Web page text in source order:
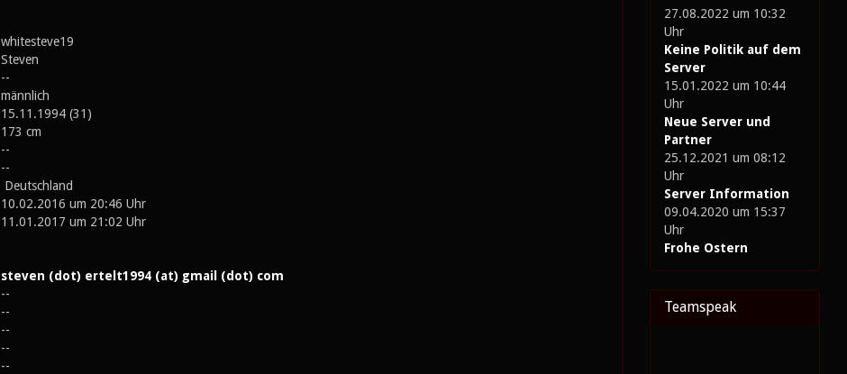
whitesteve19
Steven
--
männlich
15.11.1994 (31)
173 cm
--
--
Deutschland
10.02.2016 um 20:46 Uhr
11.01.2017 um 21:02 Uhr
steven (dot) ertelt1994 (at) gmail (dot) com
--
--
--
--
--
27.08.2022 um 10:32
Uhr
Keine Politik auf dem
Server
15.01.2022 um 10:44
Uhr
Neue Server und
Partner
25.12.2021 um 08:12
Uhr
Server Information
09.04.2020 um 15:37
Uhr
Frohe Ostern
Teamspeak